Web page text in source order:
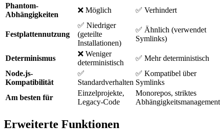
Phantom-
Abhängigkeiten
❌ Möglich ✅ Verhindert
Festplattennutzung
✅ Niedriger
(geteilte
Installationen)
✅ Ähnlich (verwendet
Symlinks)
Determinismus
❌ Weniger
deterministisch
✅ Mehr deterministisch
Node.js-
Kompatibilität
✅
Standardverhalten
✅ Kompatibel über
Symlinks
Am besten für
Einzelprojekte,
Legacy-Code
Monorepos, striktes
Abhängigkeitsmanagement
Erweiterte Funktionen